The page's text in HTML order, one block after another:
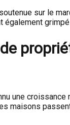
sur le
une
maisons